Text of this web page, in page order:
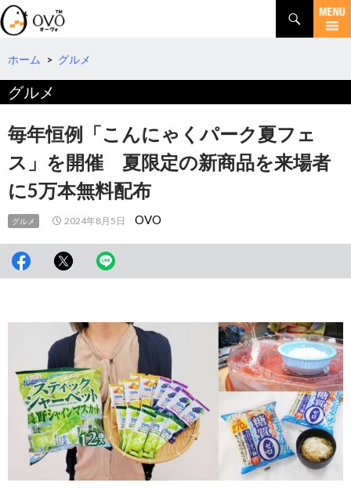
検
索
コ
テ
ツ
へ
ホーム > グルメ
グルメ
毎年恒例「こんにゃくパーク夏フェ
ス」を開催 夏限定の新商品を来場者
に5万本無料配布
グルメ 2024年8月5日 OVO